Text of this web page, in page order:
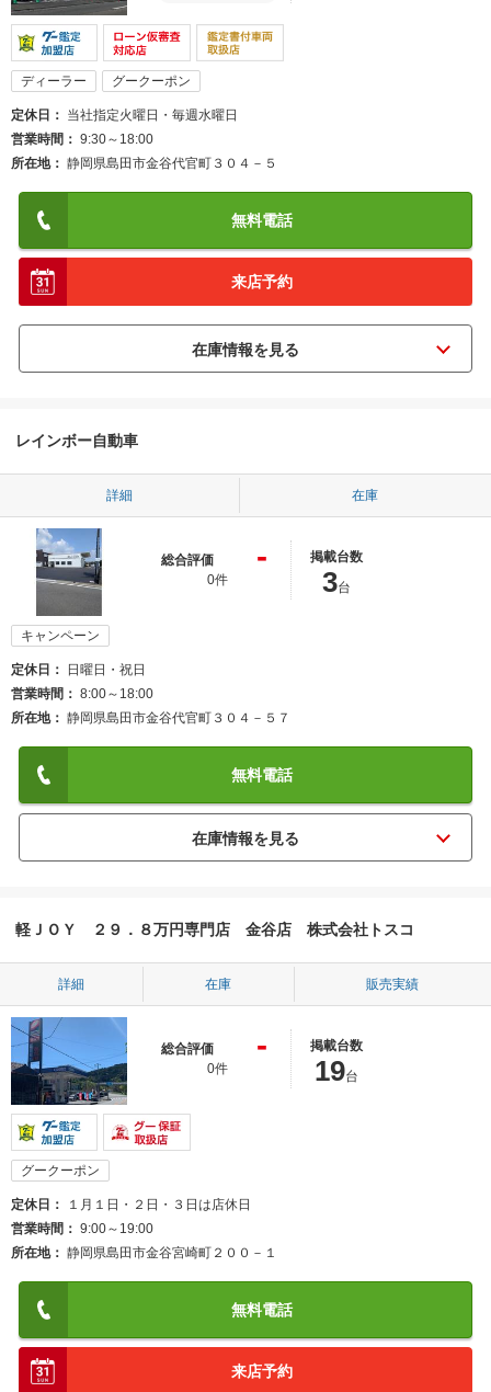
ディーラー グークーポン
定休日
当社指定火曜日・毎週水曜日
営業時間
9:30～18:00
所在地
静岡県島田市金谷代官町３０４－５
無料電話
来店予約
レインボー自動車
詳細 在庫
総合評価 -
0件
掲載台数
3台
キャンペーン
定休日
日曜日・祝日
営業時間
8:00～18:00
所在地
静岡県島田市金谷代官町３０４－５７
無料電話
軽ＪＯＹ ２９．８万円専門店 金谷店 株式会社トスコ
詳細 在庫 販売実績
総合評価 -
0件
掲載台数
19台
グークーポン
定休日
１月１日・２日・３日は店休日
営業時間
9:00～19:00
所在地
静岡県島田市金谷宮崎町２００－１
無料電話
来店予約